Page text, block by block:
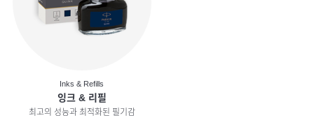
Inks & Refills
잉크 & 리필
최고의 성능과 최적화된 필기감